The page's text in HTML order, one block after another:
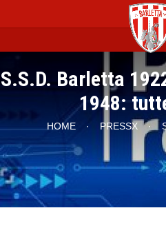
S.S.D. Barletta
1948:
HOME · PRESSX ·